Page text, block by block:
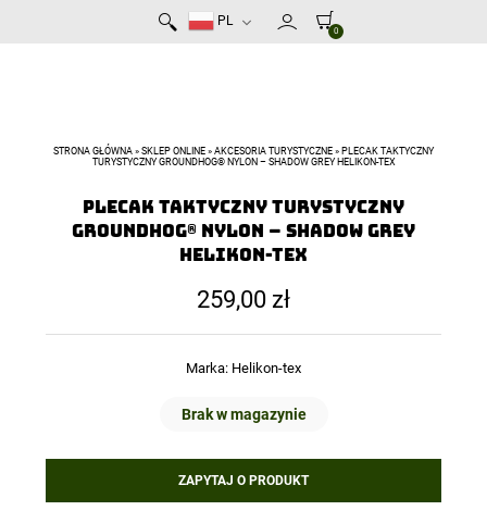
PL
0
STRONA GŁÓWNA » SKLEP ONLINE » AKCESORIA TURYSTYCZNE » PLECAK TAKTYCZNY
TURYSTYCZNY GROUNDHOG® NYLON – SHADOW GREY HELIKON-TEX
Plecak taktyczny turystyczny
Groundhog® Nylon – Shadow Grey
Helikon-Tex
259,00 zł
Marka: Helikon-tex
Brak w magazynie
ZAPYTAJ O PRODUKT